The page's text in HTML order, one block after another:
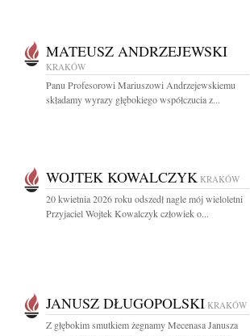
MATEUSZ ANDRZEJEWSKI
KRAKÓW
Panu Profesorowi Mariuszowi Andrzejewskiemu
składamy wyrazy głębokiego współczucia z...
WOJTEK KOWALCZYK KRAKÓW
20 kwietnia 2026 roku odszedł nagle mój wieloletni
Przyjaciel Wojtek Kowalczyk człowiek o...
JANUSZ DŁUGOPOLSKI KRAKÓW
Z głębokim smutkiem żegnamy Mecenasa Janusza